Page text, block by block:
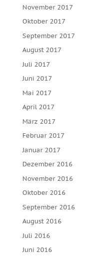
November 2017
Oktober 2017
September 2017
August 2017
Juli 2017
Juni 2017
Mai 2017
April 2017
März 2017
Februar 2017
Januar 2017
Dezember 2016
November 2016
Oktober 2016
September 2016
August 2016
Juli 2016
Juni 2016